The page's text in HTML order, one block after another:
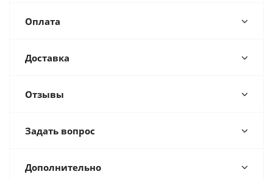
Оплата
Доставка
Отзывы
Задать вопрос
Дополнительно